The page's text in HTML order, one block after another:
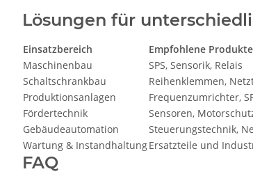
Lösungen für
Einsatzbereich
Empfohlene Produkte
Maschinenbau
SPS, Sensorik, Relais
Schaltschrankbau
Reihenklemmen,
Produktionsanlagen
Frequenzumrichter,
Fördertechnik
Sensoren,
Gebäudeautomation
Steuerungstechnik,
Wartung & InstandhaltungErsatzteile und
FAQ